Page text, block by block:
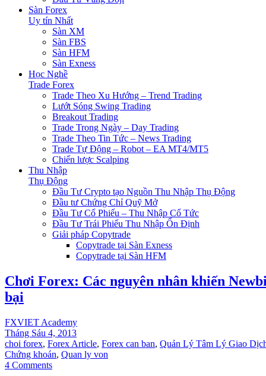
Sàn Forex
Uy tín Nhất
Sàn XM
Sàn FBS
Sàn HFM
Sàn Exness
Học Nghề
Trade Forex
Trade Theo Xu Hướng – Trend Trading
Lướt Sóng Swing Trading
Breakout Trading
Trade Trong Ngày – Day Trading
Trade Theo Tin Tức – News Trading
Trade Tự Động – Robot – EA MT4/MT5
Chiến lược Scalping
Thu Nhập
Thụ Động
Đầu Tư Crypto tạo Nguồn Thu Nhập Thụ Động
Đầu tư Chứng Chỉ Quỹ Mở
Đầu Tư Cổ Phiếu – Thu Nhập Cổ Tức
Đầu Tư Trái Phiếu Thu Nhập Ổn Định
Giải pháp Copytrade
Copytrade tại Sàn Exness
Copytrade tại Sàn HFM
Chơi Forex: Các nguyên nhân khiến
bại
FXVIET Academy
Tháng Sáu 4, 2013
choi forex, Forex Article, Forex can ban, Quản Lý Tâm Lý Giao
Chứng khoán, Quan ly von
4 Comments